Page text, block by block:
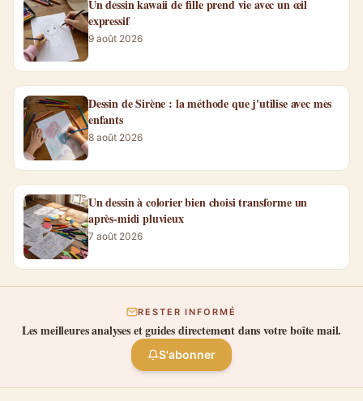
Un dessin kawaii de fille prend vie avec un œil
expressif
9 août 2026
Dessin de Sirène : la méthode que j'utilise avec mes
enfants
8 août 2026
Un dessin à colorier bien choisi transforme un
après-midi pluvieux
7 août 2026
RESTER INFORMÉ
Les meilleures analyses et guides directement dans votre boîte mail.
S'abonner